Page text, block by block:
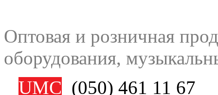
Оптовая и розничная
оборудования,
UMC (050) 461 11 67